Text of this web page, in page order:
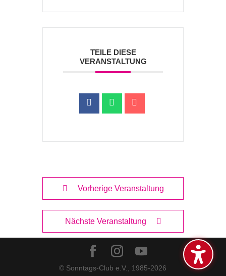
TEILE DIESE
VERANSTALTUNG
Vorherige Veranstaltung
Nächste Veranstaltung
© Sonntags-Club e.V., 1985-2026